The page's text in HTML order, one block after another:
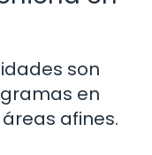
son
en
afines.